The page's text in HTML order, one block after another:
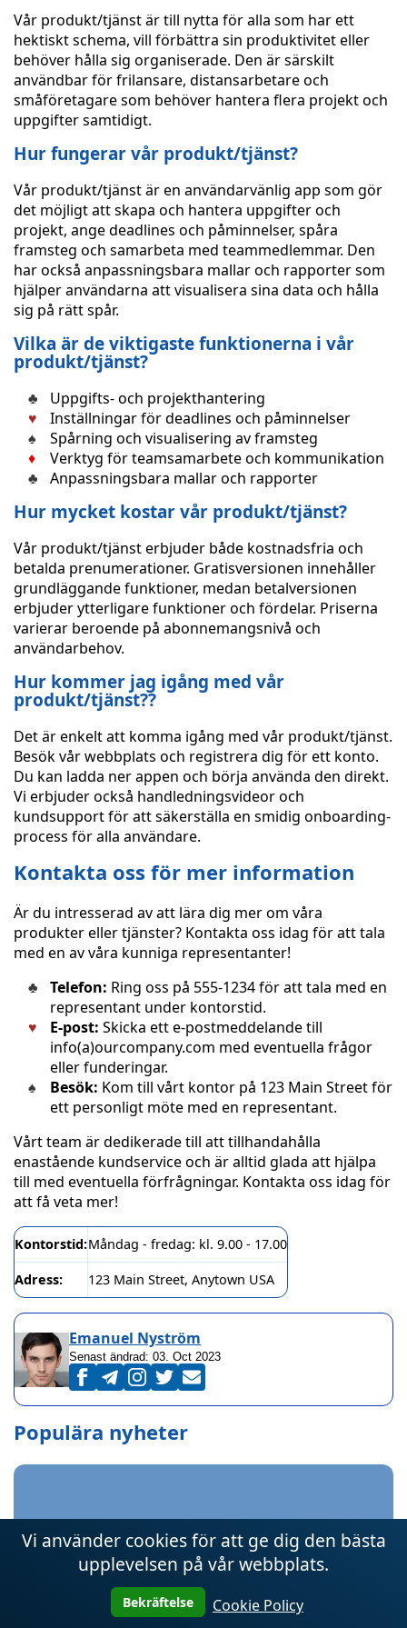
Vår produkt/tjänst är till nytta för alla som har ett
hektiskt schema, vill förbättra sin produktivitet eller
behöver hålla sig organiserade. Den är särskilt
användbar för frilansare, distansarbetare och
småföretagare som behöver hantera flera projekt och
uppgifter samtidigt.
Hur fungerar vår produkt/tjänst?
Vår produkt/tjänst är en användarvänlig app som gör
det möjligt att skapa och hantera uppgifter och
projekt, ange deadlines och påminnelser, spåra
framsteg och samarbeta med teammedlemmar. Den
har också anpassningsbara mallar och rapporter som
hjälper användarna att visualisera sina data och hålla
sig på rätt spår.
Vilka är de viktigaste funktionerna i vår
produkt/tjänst?
Uppgifts- och projekthantering
Inställningar för deadlines och påminnelser
Spårning och visualisering av framsteg
Verktyg för teamsamarbete och kommunikation
Anpassningsbara mallar och rapporter
Hur mycket kostar vår produkt/tjänst?
Vår produkt/tjänst erbjuder både kostnadsfria och
betalda prenumerationer. Gratisversionen innehåller
grundläggande funktioner, medan betalversionen
erbjuder ytterligare funktioner och fördelar. Priserna
varierar beroende på abonnemangsnivå och
användarbehov.
Hur kommer jag igång med vår
produkt/tjänst??
Det är enkelt att komma igång med vår produkt/tjänst.
Besök vår webbplats och registrera dig för ett konto.
Du kan ladda ner appen och börja använda den direkt.
Vi erbjuder också handledningsvideor och
kundsupport för att säkerställa en smidig onboarding-
process för alla användare.
Kontakta oss för mer information
Är du intresserad av att lära dig mer om våra
produkter eller tjänster? Kontakta oss idag för att tala
med en av våra kunniga representanter!
Telefon: Ring oss på 555-1234 för att tala med en
representant under kontorstid.
E-post: Skicka ett e-postmeddelande till
info(a)ourcompany.com med eventuella frågor
eller funderingar.
Besök: Kom till vårt kontor på 123 Main Street för
ett personligt möte med en representant.
Vårt team är dedikerade till att tillhandahålla
enastående kundservice och är alltid glada att hjälpa
till med eventuella förfrågningar. Kontakta oss idag för
att få veta mer!
Kontorstid:Måndag - fredag: kl. 9.00 - 17.00
Adress: 123 Main Street, Anytown USA
Emanuel Nyström
Senast ändrad: 03. Oct 2023
Populära nyheter
Hur man sätter in pengar till Codere
Vi använder cookies för att ge dig den bästa
upplevelsen på vår webbplats.
Bekräftelse Cookie Policy